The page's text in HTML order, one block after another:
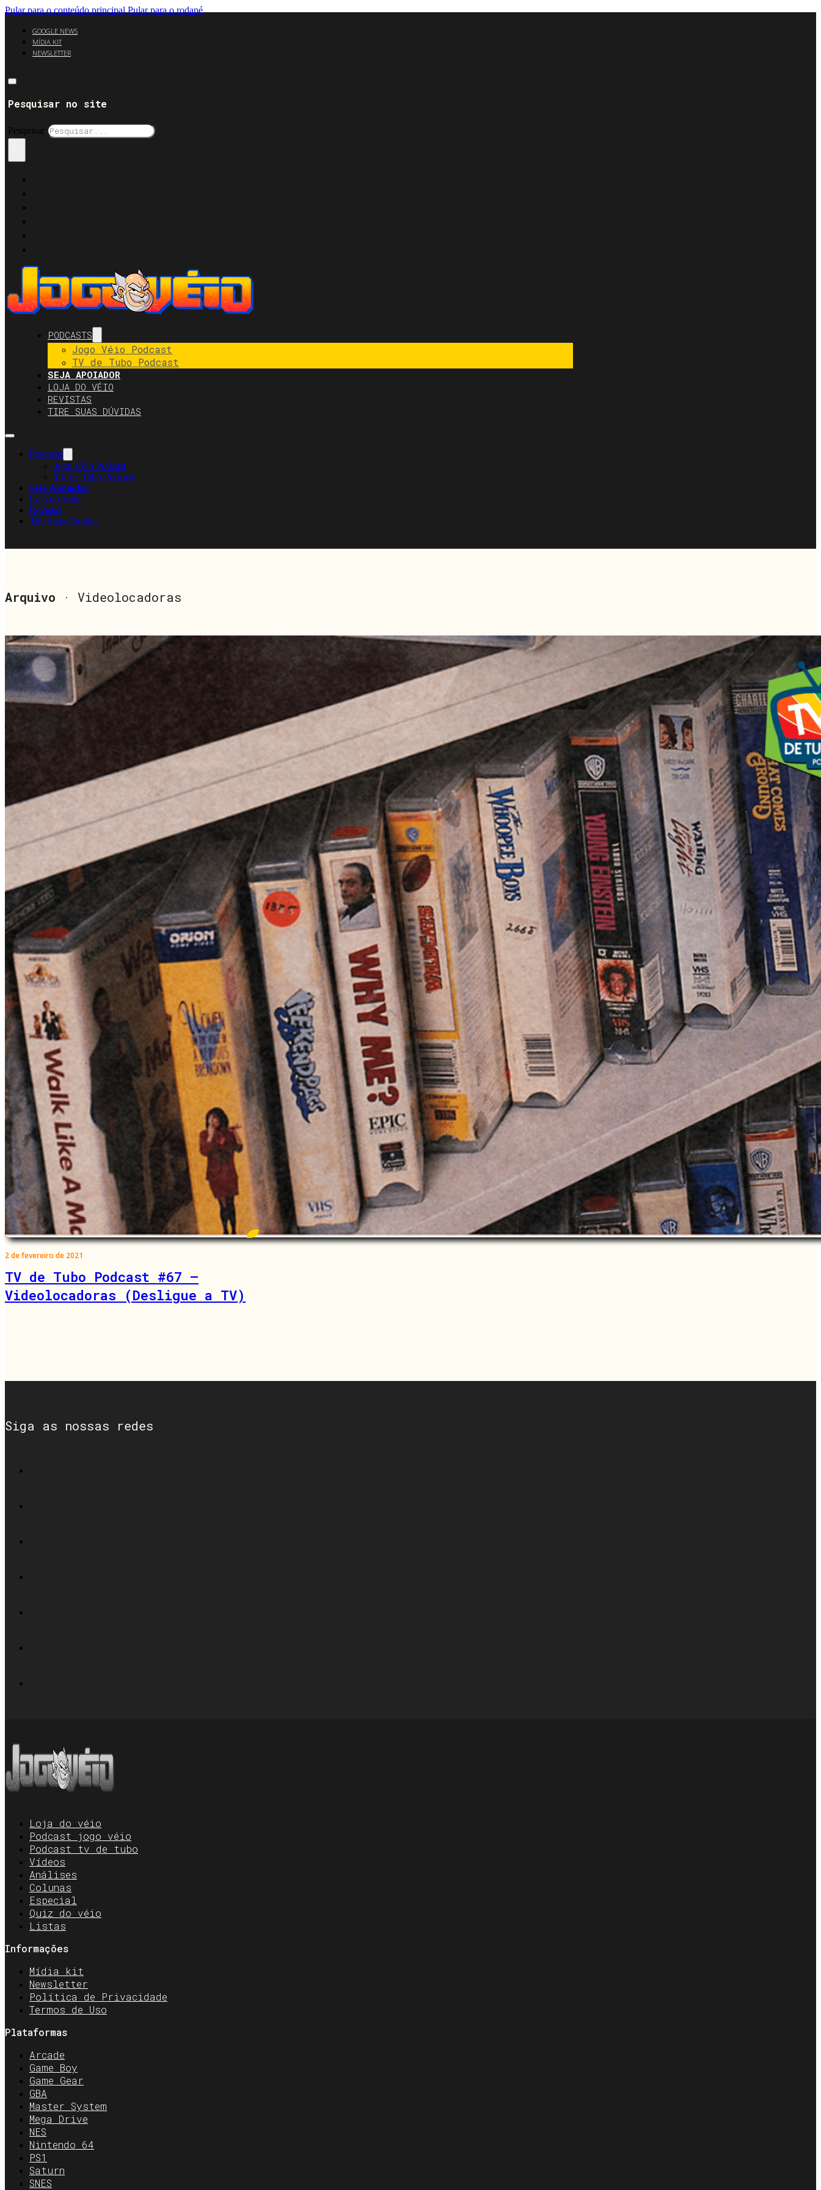
Pular para o conteúdo principal Pular para o rodapé
GOOGLE NEWS
MÍDIA KIT
NEWSLETTER
Pesquisar no site
Pesquisar
PODCASTS
Jogo Véio Podcast
TV de Tubo Podcast
SEJA APOIADOR
LOJA DO VÉIO
REVISTAS
TIRE SUAS DÚVIDAS
Podcasts
Jogo Véio Podcast
TV de Tubo Podcast
Seja Apoiador
Loja do Véio
Revistas
Tire Suas Dúvidas
Arquivo · Videolocadoras
2 de fevereiro de 2021
TV de Tubo Podcast #67 –
Videolocadoras (Desligue a TV)
Siga as nossas redes
Loja do véio
Podcast jogo véio
Podcast tv de tubo
Vídeos
Análises
Colunas
Especial
Quiz do véio
Listas
Informações
Mídia kit
Newsletter
Política de Privacidade
Termos de Uso
Plataformas
Arcade
Game Boy
Game Gear
GBA
Master System
Mega Drive
NES
Nintendo 64
PS1
Saturn
SNES